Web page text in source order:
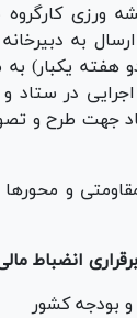
به
هفته یکبار)
در ستاد و
جهت طرح و
۹ گانه اقتصاد
انضباط
بودجه کشور